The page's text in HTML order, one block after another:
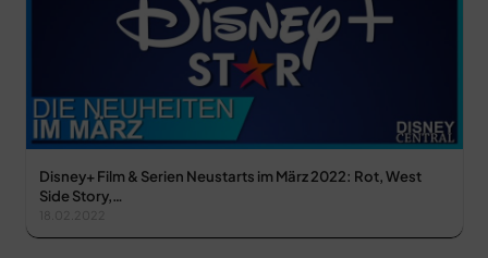
Disney+ Film & Serien Neustarts im März 2022: Rot, West
Side Story,…
18.02.2022